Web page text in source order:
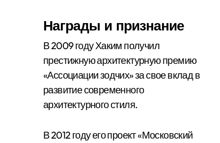
Награды и признание
В 2009 году Хаким получил
престижную архитектурную премию
«Ассоциации зодчих» за свое вклад в
развитие современного
архитектурного стиля.
В 2012 году его проект «Московский